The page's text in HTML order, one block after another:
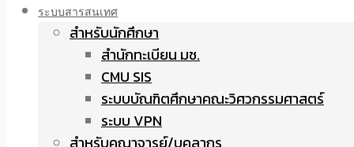
ระบบสารสนเทศ
สำหรับนักศึกษา
สำนักทะเบียน มช.
CMU SIS
ระบบบัณฑิตศึกษาคณะวิศวกรรมศาสตร์
ระบบ VPN
สำหรับคณาจารย์/บุคลากร